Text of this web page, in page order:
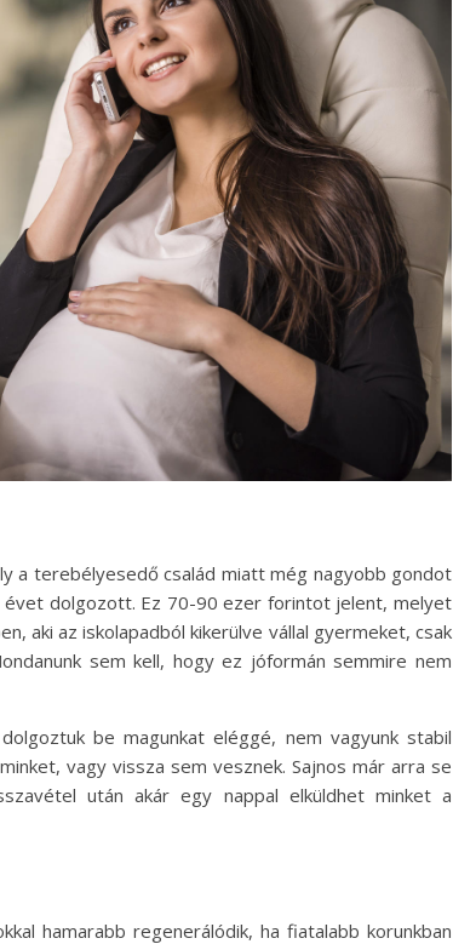
a terebélyesedő család miatt még nagyobb gondot
évet dolgozott. Ez 70-90 ezer forintot jelent, melyet
aki az iskolapadból kikerülve vállal gyermeket, csak
sem kell, hogy ez jóformán semmire nem
be magunkat eléggé, nem vagyunk stabil
vagy vissza sem vesznek. Sajnos már arra se
után akár egy nappal elküldhet minket a
hamarabb regenerálódik, ha fiatalabb korunkban